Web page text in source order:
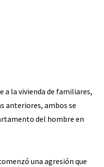
a la vivienda de familiares,
anteriores, ambos se
del hombre en
una agresión que